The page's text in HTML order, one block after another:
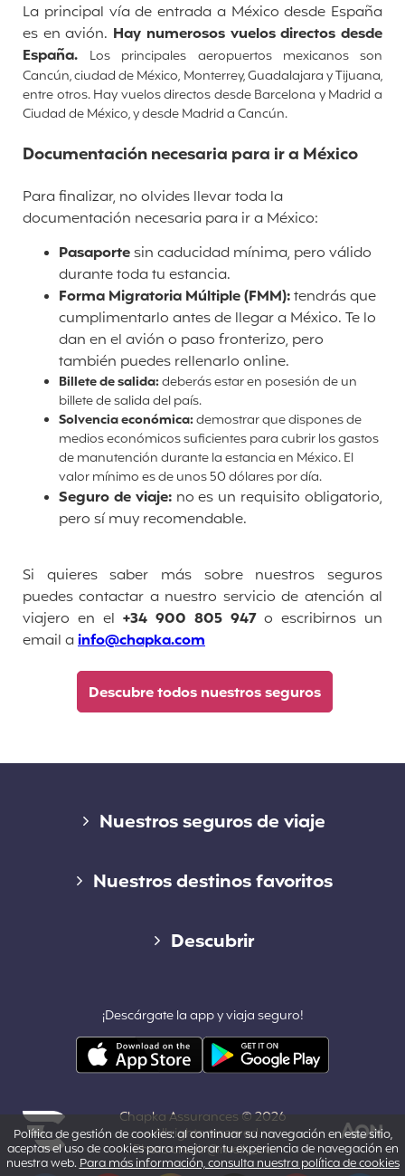
La principal vía de entrada a México desde España
es en avión. Hay numerosos vuelos directos desde
España.
Los principales aeropuertos mexicanos son
Cancún, ciudad de México, Monterrey, Guadalajara y Tijuana,
entre otros. Hay vuelos directos desde Barcelona y Madrid a
Ciudad de México, y desde Madrid a Cancún.
Documentación necesaria para ir a México
Para finalizar, no olvides llevar toda la
documentación necesaria para ir a México:
Pasaportesin caducidad mínima, pero válido
durante toda tu estancia.
Forma Migratoria Múltiple (FMM):tendrás que
cumplimentarlo antes de llegar a México. Te lo
dan en el avión o paso fronterizo, pero
también puedes rellenarlo online.
Billete de salida:deberás estar en posesión de un
billete de salida del país.
Solvencia económica:demostrar que dispones de
medios económicos suficientes para cubrir los gastos
de manutención durante la estancia en México. El
valor mínimo es de unos 50 dólares por día.
Seguro de viaje: no es un requisito obligatorio,
pero sí muy recomendable.
Si quieres saber más sobre nuestros seguros
puedes contactar a nuestro servicio de atención al
viajero en el +34 900 805 947o escribirnos un
email ainfo@chapka.com
Descubre todos nuestros seguros
Nuestros seguros de viaje
Seguro de corta estancia
Seguro para estudiantes
Seguro de viaje para expatriados
Seguro de cancelación
Nuestros destinos favoritos
Seguro de viaje Work and Holiday Australia
Seguro de viaje a Tailandia
Seguro de viaje a Marruecos
Seguro de viaje a Japón
Seguro de viaje a Bali
Descubrir
Contacto
¿Quiénes somos?
¡Descárgate la app y viaja seguro!
Chapka Assurances © 2026
– All rights reserved.
Photo credit @melly_ba
Powered by Aon
Política de gestión de cookies: al continuar su navegación en este sitio,
aceptas el uso de cookies para mejorar tu experiencia de navegación en
nuestra web.Para más información, consulta nuestra política de cookies